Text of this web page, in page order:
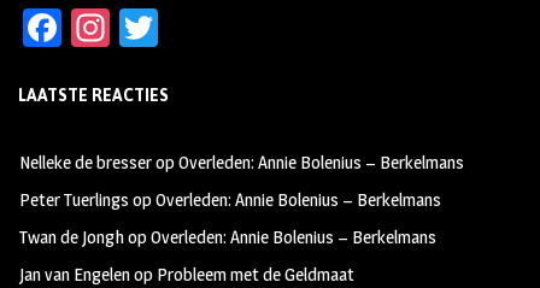
Fa
b
oo
k
In
ag
m
tt
LAATSTE REACTIES
Nelleke de bresseropOverleden: Annie Bolenius – Berkelmans
Peter Tuerlings opOverleden: Annie Bolenius – Berkelmans
Twan de JonghopOverleden: Annie Bolenius – Berkelmans
Jan van Engelenop Probleem met de Geldmaat